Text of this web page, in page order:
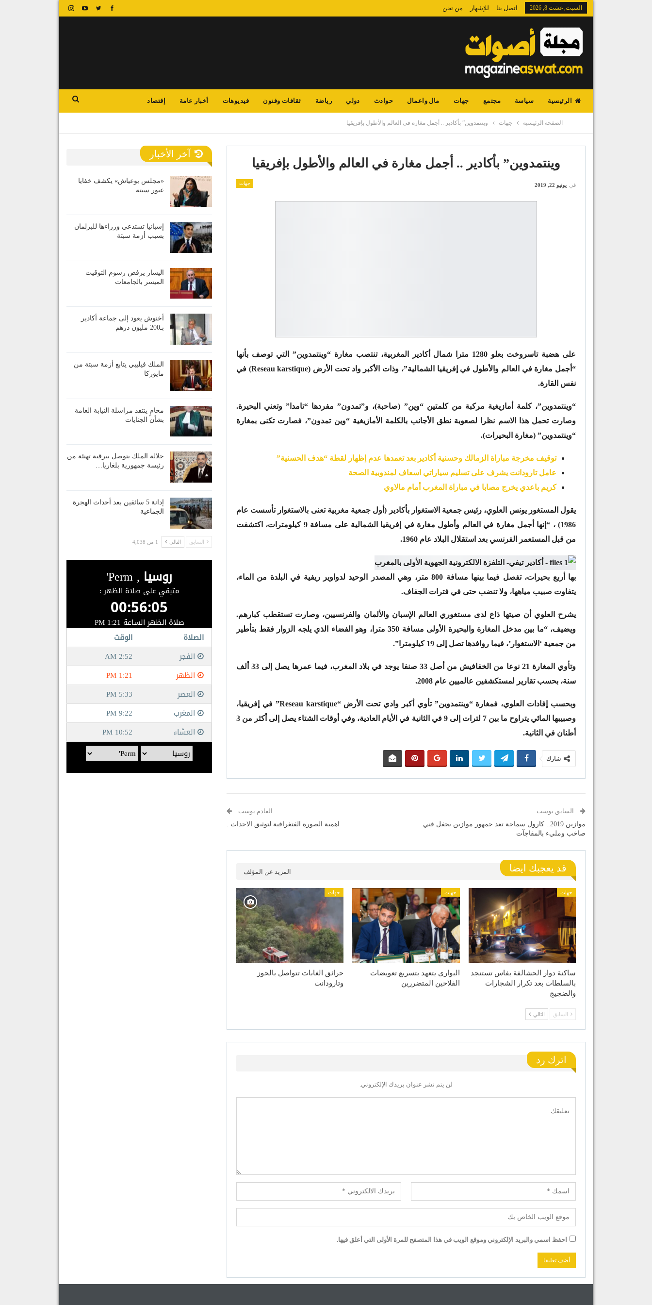
السبت, غشت 8, 2026 اتصل بنا للإشهار من نحن
الرئيسية سياسة مجتمع جهات مال واعمال حوادث دولي رياضة ثقافات وفنون فيديوهات أخبار عامة إقتصاد
الصفحة الرئيسية جهات وينتمدوين” بأكادير .. أجمل مغارة في العالم والأطول بإفريقيا
وينتمدوين” بأكادير .. أجمل مغارة في العالم والأطول بإفريقيا
جهات في يونيو 22, 2019
على هضبة تاسروخت بعلو 1280 مترا شمال أكادير المغربية، تنتصب مغارة “وينتمدوين” التي توصف بأنها
“أجمل مغارة في العالم والأطول في إفريقيا الشمالية”، وذات الأكبر واد تحت الأرض (Reseau karstique) في
نفس القارة.
“وينتمدوين”، كلمة أمازيغية مركبة من كلمتين “وين” (صاحبة)، و”تمدون” مفردها “تامدا” وتعني البحيرة.
وصارت تحمل هذا الاسم نظرا لصعوبة نطق الأجانب بالكلمة الأمازيغية “وين تمدون”، فصارت تكنى بمغارة
“وينتمدوين” (مغارة البحيرات).
توقيف مخرجة مباراة الزمالك وحسنية أكادير بعد تعمدها عدم إظهار لقطة “هدف الحسنية”
عامل تارودانت يشرف على تسليم سياراتي اسعاف لمندوبية الصحة
كريم باعدي يخرج مصابا في مباراة المغرب أمام مالاوي
يقول المستغور يونس العلوي، رئيس جمعية الاستغوار بأكادير (أول جمعية مغربية تعنى بالاستغوار تأسست عام
1986) ، “إنها أجمل مغارة في العالم وأطول مغارة في إفريقيا الشمالية على مسافة 9 كيلومترات، اكتشفت
من قبل المستعمر الفرنسي بعد استقلال البلاد عام 1960.
بها أربع بحيرات، تفصل فيما بينها مسافة 800 متر، وهي المصدر الوحيد لدواوير ريفية في البلدة من الماء،
يتفاوت صبيب مياهها، ولا تنضب حتى في فترات الجفاف.
يشرح العلوي أن صيتها ذاع لدى مستغوري العالم الإسبان والألمان والفرنسيين، وصارت تستقطب كبارهم.
ويضيف، “ما بين مدخل المغارة والبحيرة الأولى مسافة 350 مترا، وهو الفضاء الذي يلجه الزوار فقط بتأطير
من جمعية ‘الاستغوار’، فيما روافدها تصل إلى 19 كيلومترا”.
وتأوي المغارة 21 نوعا من الخفافيش من أصل 33 صنفا يوجد في بلاد المغرب، فيما عمرها يصل إلى 33 ألف
سنة، بحسب تقارير لمستكشفين عالميين عام 2008.
وبحسب إفادات العلوي، فمغارة “وينتمدوين” تأوي أكبر وادي تحت الأرض “Reseau karstique” في إفريقيا،
وصبيبها المائي يتراوح ما بين 7 لترات إلى 9 في الثانية في الأيام العادية، وفي أوقات الشتاء يصل إلى أكثر من 3
أطنان في الثانية.
شارك
السابق بوست
موازين 2019.. كارول سماحة تعد جمهور موازين بحفل فني
صاخب ومليء بالمفاجآت
القادم بوست
اهمية الصورة الفتغرافية لتوثيق الاحداث .
قد يعجبك ايضا المزيد عن المؤلف
جهات
ساكنة دوار الحشالفة بفاس تستنجد
بالسلطات بعد تكرار الشجارات
والضجيج
جهات
البواري يتعهد بتسريع تعويضات
الفلاحين المتضررين
جهات
حرائق الغابات تتواصل بالحوز
وتارودانت
السابق التالي
اترك رد
لن يتم نشر عنوان بريدك الإلكتروني.
احفظ اسمي والبريد الإلكتروني وموقع الويب في هذا المتصفح للمرة الأولى التي أعلق فيها.
آخر الأخبار
«مجلس بوعياش» يكشف خفايا
عبور سبتة
إسبانيا تستدعي وزراءها للبرلمان
بسبب أزمة سبتة
اليسار يرفض رسوم التوقيت
الميسر بالجامعات
أخنوش يعود إلى جماعة أكادير
بـ200 مليون درهم
الملك فيليبي يتابع أزمة سبتة من
مايوركا
محامٍ ينتقد مراسلة النيابة العامة
بشأن الجنايات
جلالة الملك يتوصل ببرقية تهنئة من
رئيسة جمهورية بلغاريا…
إدانة 5 سائقين بعد أحداث الهجرة
الجماعية
السابق التالي 1 من 4,038